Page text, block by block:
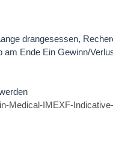
drangesessen,
Ende Ein Gewinn/
Medical-IMEXF-